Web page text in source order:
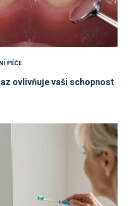
PÉČE
ovlivňuje vaši schopnost